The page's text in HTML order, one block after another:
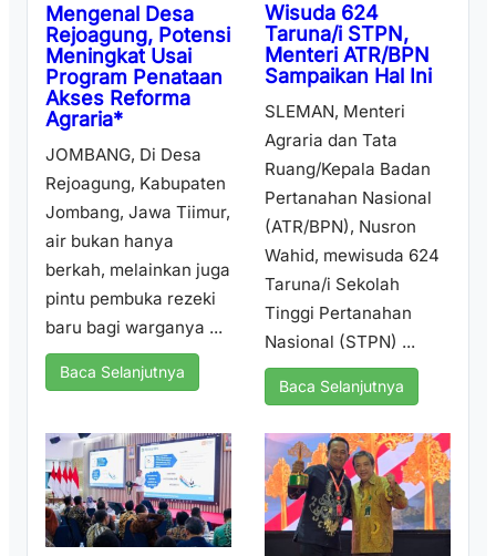
Mengenal Desa
Rejoagung, Potensi
Meningkat Usai
Program Penataan
Akses Reforma
Agraria*
JOMBANG, Di Desa
Rejoagung, Kabupaten
Jombang, Jawa Tiimur,
air bukan hanya
berkah, melainkan juga
pintu pembuka rezeki
baru bagi warganya ...
Baca Selanjutnya
Wisuda 624
Taruna/i STPN,
Menteri ATR/BPN
Sampaikan Hal Ini
SLEMAN, Menteri
Agraria dan Tata
Ruang/Kepala Badan
Pertanahan Nasional
(ATR/BPN), Nusron
Wahid, mewisuda 624
Taruna/i Sekolah
Tinggi Pertanahan
Nasional (STPN) ...
Baca Selanjutnya